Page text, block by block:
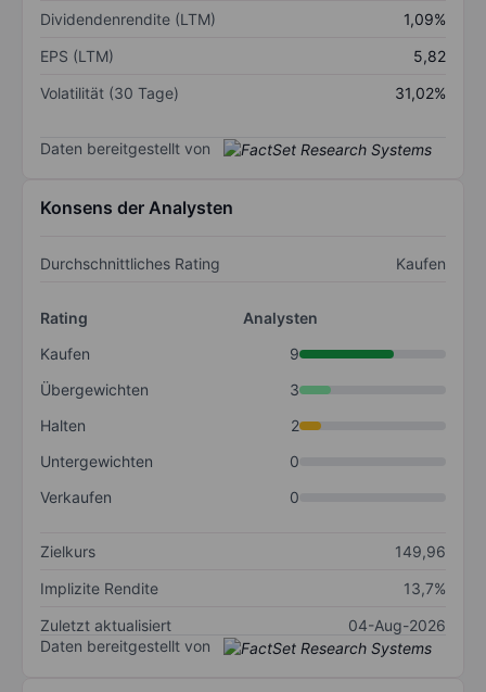
Dividendenrendite (LTM)
1,09%
EPS (LTM)
5,82
Volatilität (30 Tage)
31,02%
Daten bereitgestellt von
Konsens der Analysten
Durchschnittliches Rating Kaufen
Rating
Analysten
Kaufen
9
Übergewichten
3
Halten
2
Untergewichten
0
Verkaufen
0
Zielkurs
149,96
Implizite Rendite
13,7%
Zuletzt aktualisiert
04-Aug-2026
Daten bereitgestellt von